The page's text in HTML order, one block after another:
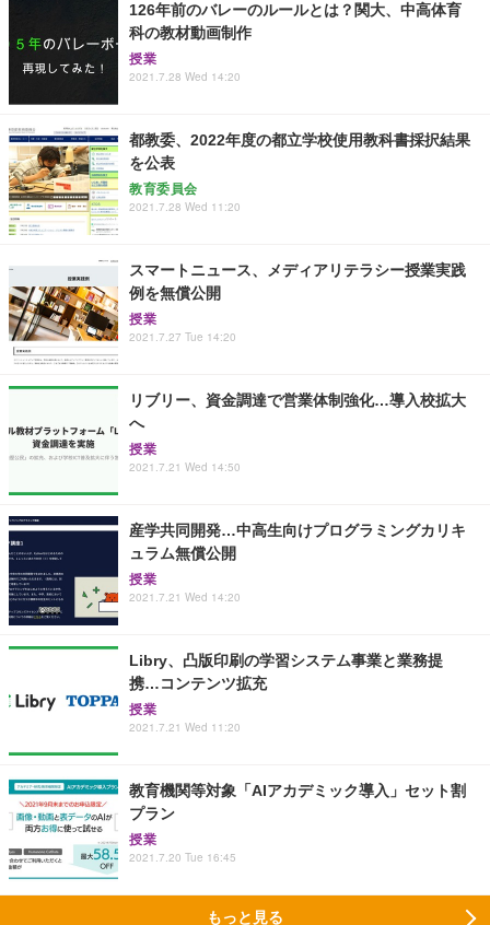
126年前のバレーのルールとは？関大、中高体育
科の教材動画制作
授業
2021.7.28 Wed 14:20
都教委、2022年度の都立学校使用教科書採択結果
を公表
教育委員会
2021.7.28 Wed 11:20
スマートニュース、メディアリテラシー授業実践
例を無償公開
授業
2021.7.27 Tue 14:20
リブリー、資金調達で営業体制強化…導入校拡大
へ
授業
2021.7.21 Wed 14:50
産学共同開発…中高生向けプログラミングカリキ
ュラム無償公開
授業
2021.7.21 Wed 14:20
Libry、凸版印刷の学習システム事業と業務提
携…コンテンツ拡充
授業
2021.7.21 Wed 11:20
教育機関等対象「AIアカデミック導入」セット割
プラン
授業
2021.7.20 Tue 16:45
もっと見る